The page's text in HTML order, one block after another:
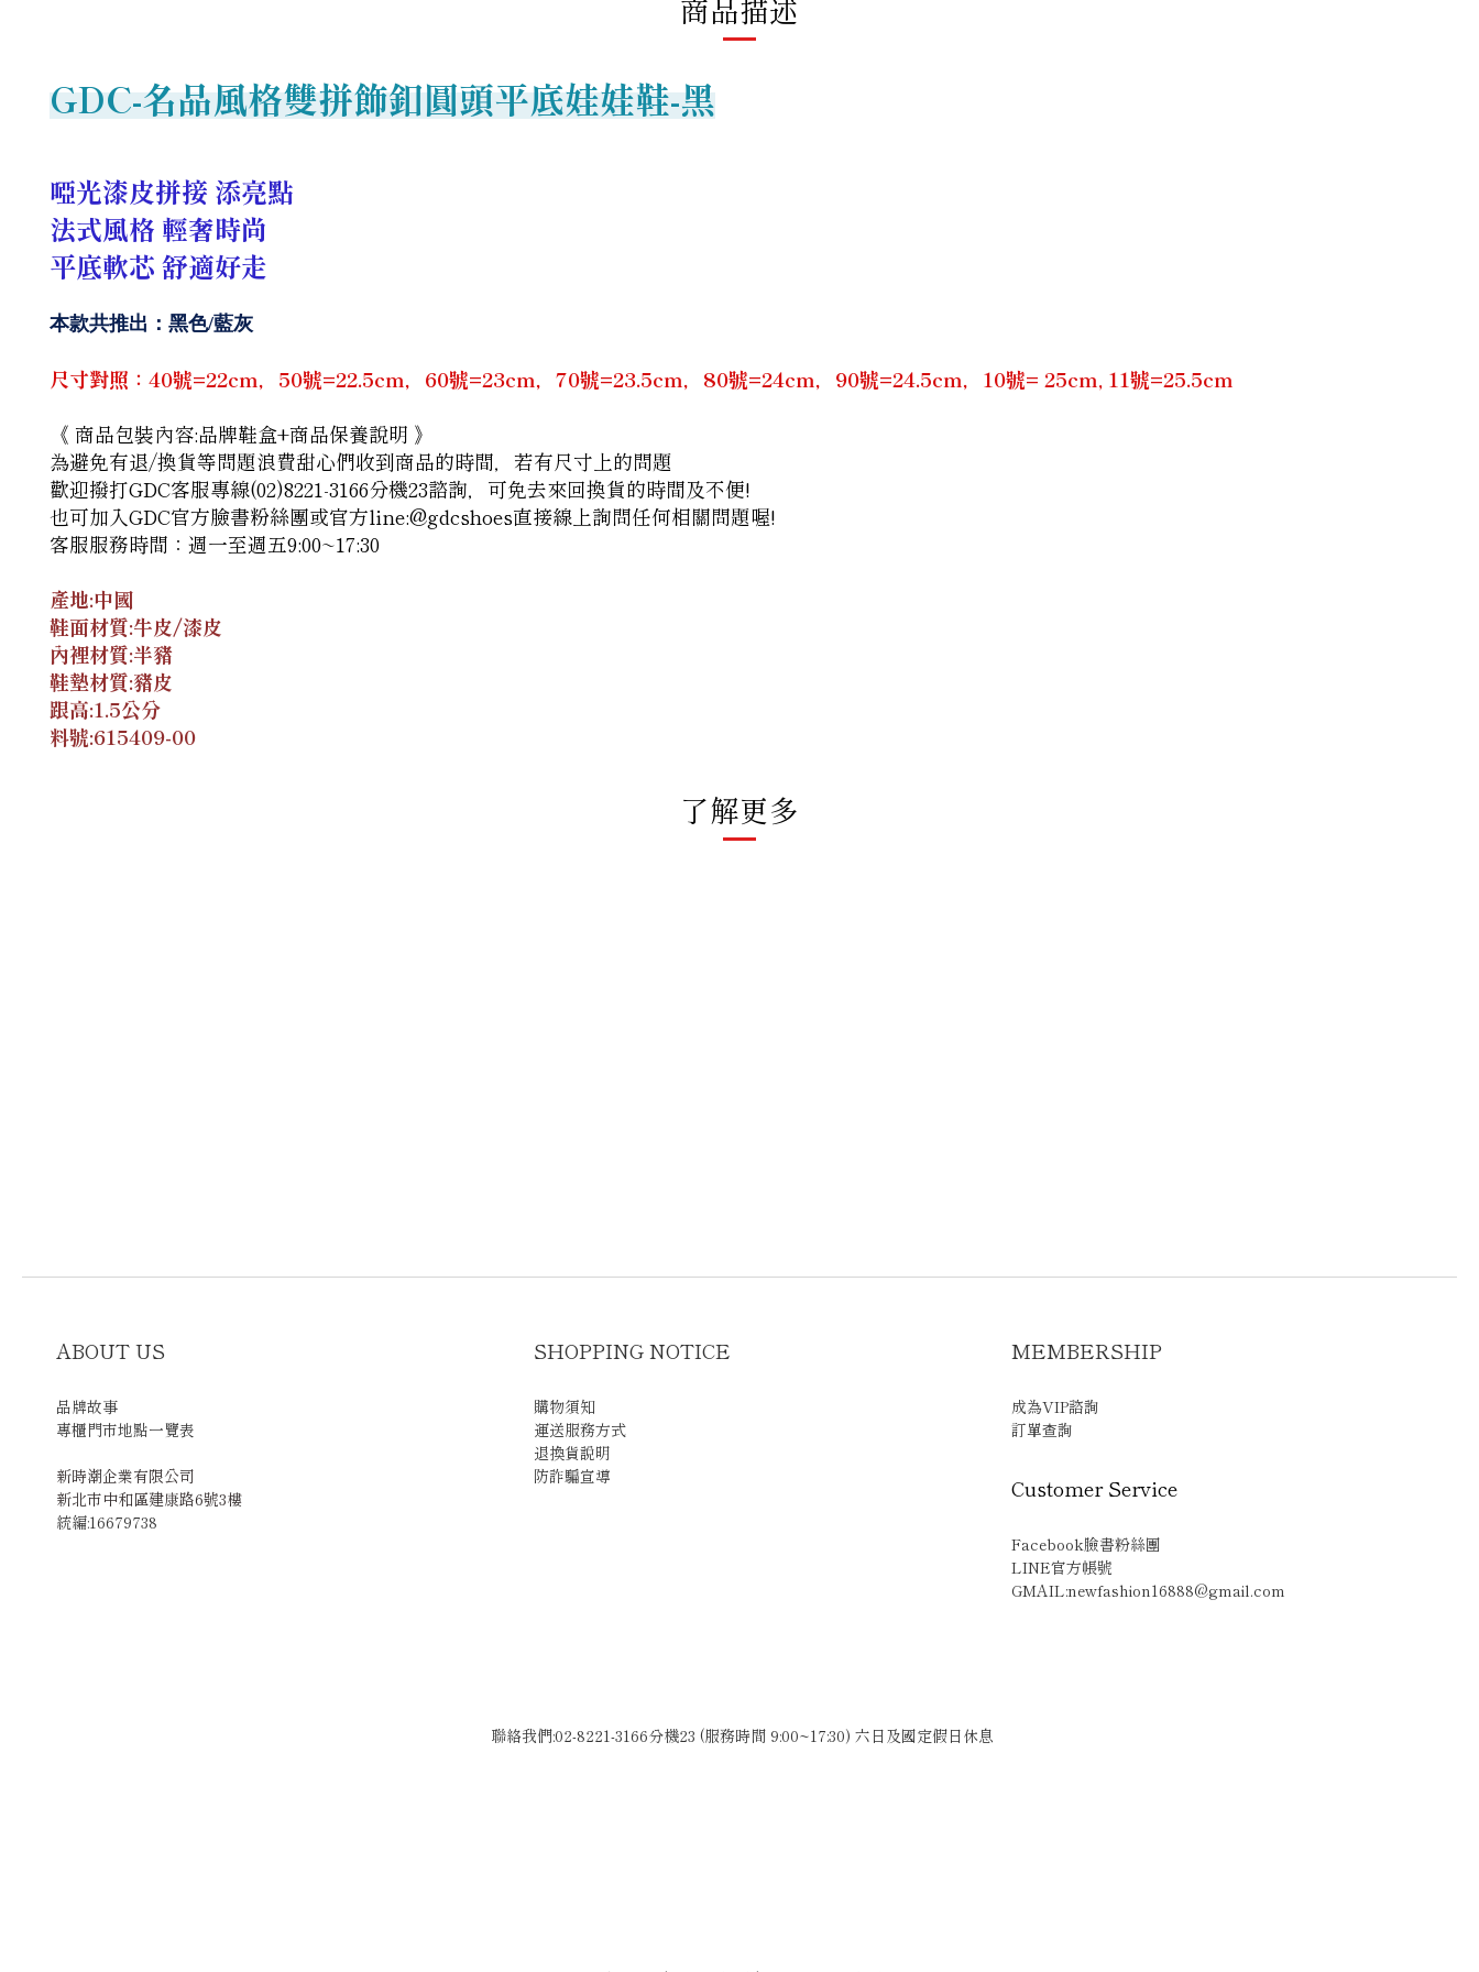
商品描述
GDC-名品風格雙拼飾釦圓頭平底娃娃鞋-黑
啞光漆皮拼接 添亮點
法式風格 輕奢時尚
平底軟芯 舒適好走
本款共推出：黑色/藍灰
尺寸對照：40號=22cm，50號=22.5cm，60號=23cm，70號=23.5cm，80號=24cm，90號=24.5cm，10號= 25cm, 11號=25.5cm
《 商品包裝內容:品牌鞋盒+商品保養說明 》
為避免有退/換貨等問題浪費甜心們收到商品的時間，若有尺寸上的問題
歡迎撥打GDC客服專線(02)8221-3166分機23諮詢，可免去來回換貨的時間及不便!
也可加入GDC官方臉書粉絲團或官方line:@gdcshoes直接線上詢問任何相關問題喔!
客服服務時間：週一至週五9:00~17:30
產地:中國
鞋面材質:牛皮/漆皮
內裡材質:半豬
鞋墊材質:豬皮
跟高:1.5公分
料號:615409-00
了解更多
ABOUT US
品牌故事
專櫃門市地點一覽表
新時潮企業有限公司
新北市中和區建康路6號3樓
統編:16679738
SHOPPING NOTICE
購物須知
運送服務方式
退換貨說明
防詐騙宣導
MEMBERSHIP
成為VIP諮詢
訂單查詢
Customer Service
Facebook臉書粉絲團
LINE官方帳號
GMAIL:newfashion16888@gmail.com
聯絡我們:02-8221-3166分機23 (服務時間 9:00~17:30) 六日及國定假日休息